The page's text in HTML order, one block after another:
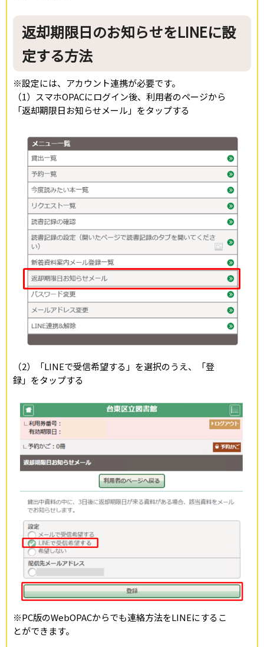
返却期限日のお知らせをLINEに設
定する方法
※設定には、アカウント連携が必要です。
（1）スマホOPACにログイン後、利用者のページから
「返却期限日お知らせメール」をタップする
（2）「LINEで受信希望する」を選択のうえ、「登
録」をタップする
※PC版のWebOPACからでも連絡方法をLINEにするこ
とができます。